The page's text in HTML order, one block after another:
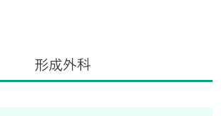
形成外科